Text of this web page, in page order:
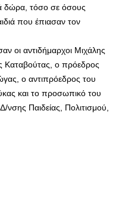
δώρα, τόσο σε όσους
που έπιασαν τον
οι αντιδήμαρχοι Μιχάλης
Καταβούτας, ο πρόεδρος
ο αντιπρόεδρος του
και το προσωπικό του
νσης Παιδείας, Πολιτισμού,